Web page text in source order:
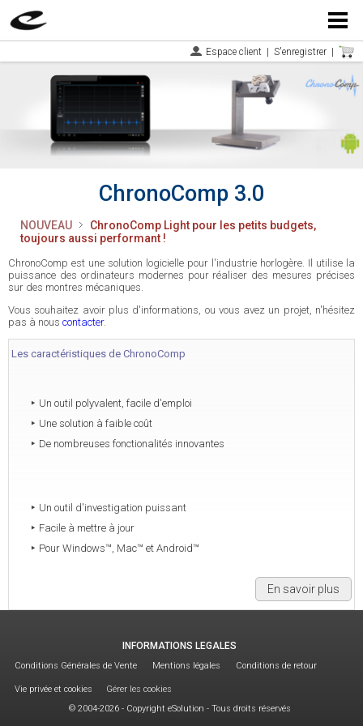
Menu
Espace client S'enregistrer
ChronoComp 3.0
NOUVEAU
ChronoComp Light pour les petits budgets,
toujours aussi performant !
ChronoComp est une solution logicielle pour l'industrie horlogère. Il utilise la
puissance des ordinateurs modernes pour réaliser des mesures précises
sur des montres mécaniques.
Vous souhaitez avoir plus d'informations, ou vous avez un projet, n'hésitez
pas à nous contacter.
Les caractéristiques de ChronoComp
Un outil polyvalent, facile d'emploi
Une solution à faible coût
De nombreuses fonctionalités innovantes
Un outil d'investigation puissant
Facile à mettre à jour
Pour Windows™, Mac™ et Android™
En savoir plus
INFORMATIONS LEGALES
Conditions Générales de Vente Mentions légales Conditions de retour
Vie privée et cookies
Gérer les cookies
© 2004-2026 - Copyright eSolution - Tous droits réservés